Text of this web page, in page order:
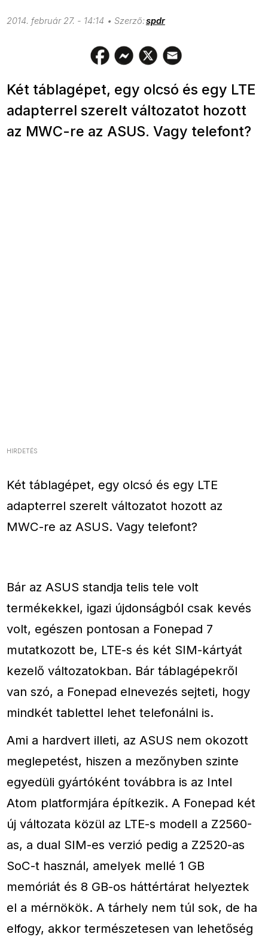
2014. február 27. - 14:14 spdr
Két táblagépet, egy olcsó és egy LTE
adapterrel szerelt változatot hozott
az MWC-re az ASUS. Vagy telefont?
HIRDETÉS
Két táblagépet, egy olcsó és egy LTE
adapterrel szerelt változatot hozott az
MWC-re az ASUS. Vagy telefont?
Bár az ASUS standja telis tele volt
termékekkel, igazi újdonságból csak kevés
volt, egészen pontosan a Fonepad 7
mutatkozott be, LTE-s és két SIM-kártyát
kezelő változatokban. Bár táblagépekről
van szó, a Fonepad elnevezés sejteti, hogy
mindkét tablettel lehet telefonálni is.
Ami a hardvert illeti, az ASUS nem okozott
meglepetést, hiszen a mezőnyben szinte
egyedüli gyártóként továbbra is az Intel
Atom platformjára építkezik. A Fonepad két
új változata közül az LTE-s modell a Z2560-
as, a dual SIM-es verzió pedig a Z2520-as
SoC-t használ, amelyek mellé 1 GB
memóriát és 8 GB-os háttértárat helyeztek
el a mérnökök. A tárhely nem túl sok, de ha
elfogy, akkor természetesen van lehetőség